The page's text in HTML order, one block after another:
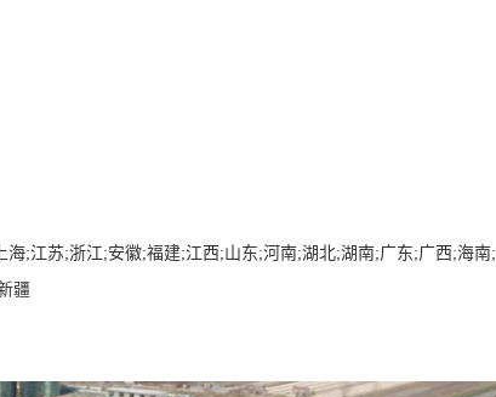
;江苏;浙江;安徽;福建;江西;山东;河南;湖北;湖南;广东;广西;海南;
疆